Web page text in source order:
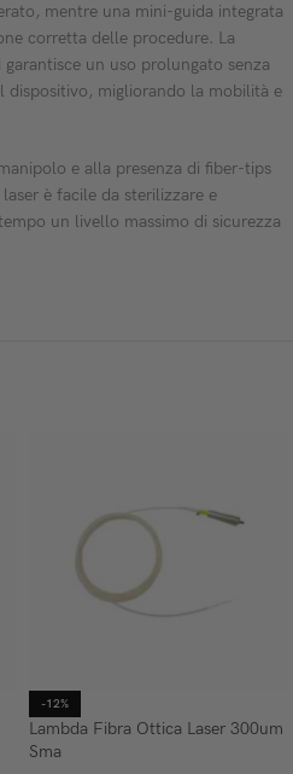
mentre una mini-guida integrata
corretta delle procedure. La
un uso prolungato senza
dispositivo, migliorando la mobilità e
e alla presenza di fiber-tips
è facile da sterilizzare e
un livello massimo di sicurezza
-12%
Lambda Fibra Ottica Laser 300um
Sma